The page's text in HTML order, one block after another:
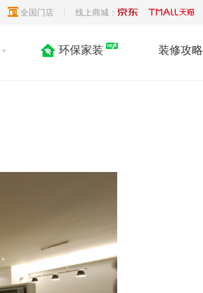
全国门店 线上商城：
环保家装 装修攻略